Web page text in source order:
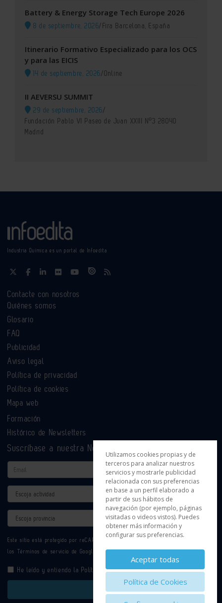
Battery & Energy Storage Tech Europe 2026
8 de septiembre, 2026/Fira Barcelona, España
Itinerario Formativo Especializado para los OCS
y para las EICIS
14 de septiembre, 2026/Online
II AEVERSU SUMMIT
29 de septiembre, 2026/
Fundación Pablo VI Paseo de Juan XXIII Nº3 28040
Madrid
Industria Química es un portal de Infoedita
Contacte con nosotros
Quiénes somos
Glosario
FAQ
Publicidad
Aviso legal
Política de privacidad
Política de cookies
Mapa web
Formación
Histórico de Newsletters
Suscríbase a nuestra Newsletter
Email
Actividad
Provincia
Este sitio está protegido por reCAPTCHA y se aplican la
los Términos de servicio de Google.
He leído y entiendo la Política de Privacidad
Enviar
Utilizamos cookies propias y de
terceros para analizar nuestros
servicios y mostrarle publicidad
relacionada con sus preferencias
en base a un perfil elaborado a
partir de sus hábitos de
navegación (por ejemplo, páginas
visitadas o videos vistos). Puedes
obtener más información y
configurar sus preferencias.
Aceptar todas
Política de Cookies